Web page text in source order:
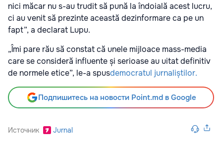
nici măcar nu s-au trudit să pună la îndoială acest lucru,
ci au venit să prezinte această dezinformare ca pe un
fapt”, a declarat Lupu.
„Îmi pare rău să constat că unele mijloace mass-media
care se consideră influente și serioase au uitat definitiv
de normele etice”, le-a spusdemocratul jurnaliștilor.
Подпишитесь на новости Point.md в Google
Источник Jurnal